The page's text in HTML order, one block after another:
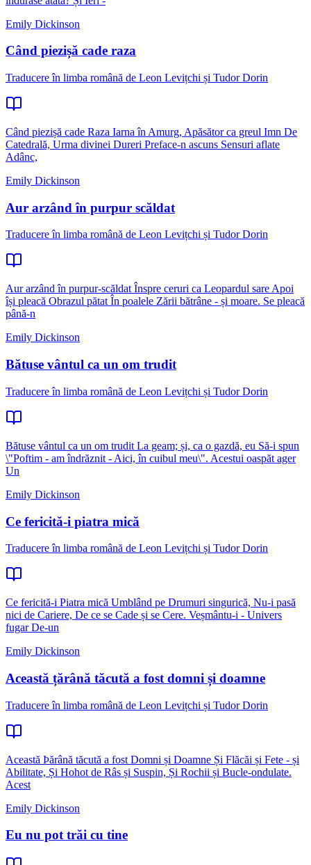
Emily Dickinson
Când piezișă cade raza
Traducere în limba română de Leon Levițchi și Tudor Dorin
Când piezișă cade Raza Iarna în Amurg, Apăsător ca greul Imn De
Catedrală, Urma divinei Dureri Preface-n ascuns Sensuri aflate
Adânc,
Emily Dickinson
Aur arzând în purpur scăldat
Traducere în limba română de Leon Levițchi și Tudor Dorin
Aur arzând în purpur-scăldat Înspre ceruri ca Leopardul sare Apoi
își pleacă Obrazul pătat În poalele Zării bătrâne - și moare. Se pleacă
până-n
Emily Dickinson
Bătuse vântul ca un om trudit
Traducere în limba română de Leon Levițchi și Tudor Dorin
Bătuse vântul ca un om trudit La geam; și, ca o gazdă, eu Să-i spun
\"Poftim - am îndrăznit - Aici, în cuibul meu\". Acestui oaspăt ager
Un
Emily Dickinson
Ce fericită-i piatra mică
Traducere în limba română de Leon Levițchi și Tudor Dorin
Ce fericită-i Piatra mică Umblând pe Drumuri singurică, Nu-i pasă
nici de Cariere, De ce se Cade și se Cere. Veșmântu-i - Univers
fugar De-un
Emily Dickinson
Această țărână tăcută a fost domni și doamne
Traducere în limba română de Leon Levițchi și Tudor Dorin
Această Þărână tăcută a fost Domni și Doamne Și Flăcăi și Fete - și
Abilitate, Și Hohot de Râs și Suspin, Și Rochii și Bucle-ondulate.
Acest
Emily Dickinson
Eu nu pot trăi cu tine